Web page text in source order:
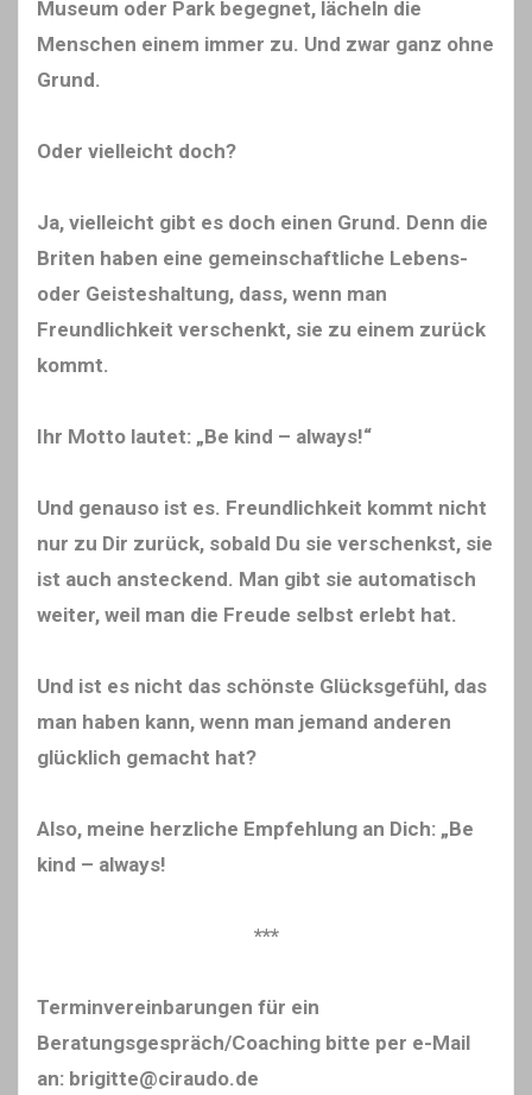
Museum oder Park begegnet, lächeln die
Menschen einem immer zu. Und zwar ganz ohne
Grund.
Oder vielleicht doch?
Ja, vielleicht gibt es doch einen Grund. Denn die
Briten haben eine gemeinschaftliche Lebens-
oder Geisteshaltung, dass, wenn man
Freundlichkeit verschenkt, sie zu einem zurück
kommt.
Ihr Motto lautet: „Be kind – always!“
Und genauso ist es. Freundlichkeit kommt nicht
nur zu Dir zurück, sobald Du sie verschenkst, sie
ist auch ansteckend. Man gibt sie automatisch
weiter, weil man die Freude selbst erlebt hat.
Und ist es nicht das schönste Glücksgefühl, das
man haben kann, wenn man jemand anderen
glücklich gemacht hat?
Also, meine herzliche Empfehlung an Dich: „Be
kind – always!
***
Terminvereinbarungen für ein
Beratungsgespräch/Coaching bitte per e-Mail
an: brigitte@ciraudo.de